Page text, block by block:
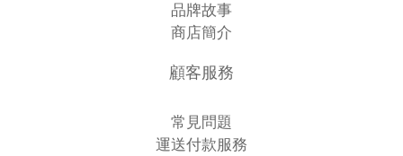
品牌故事
商店簡介
顧客服務
常見問題
運送付款服務